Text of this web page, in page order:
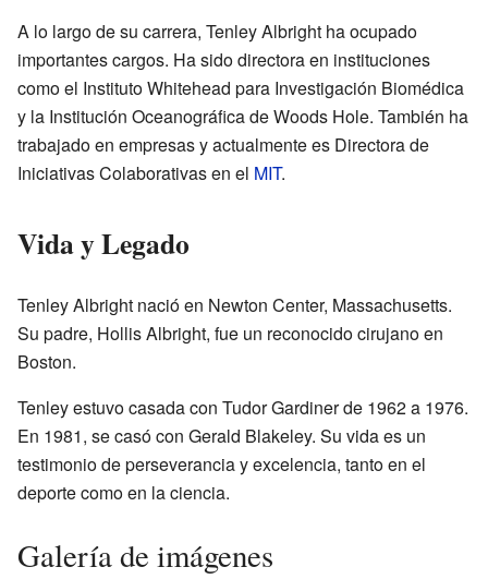
A lo largo de su carrera, Tenley Albright ha ocupado
importantes cargos. Ha sido directora en instituciones
como el Instituto Whitehead para Investigación Biomédica
y la Institución Oceanográfica de Woods Hole. También ha
trabajado en empresas y actualmente es Directora de
Iniciativas Colaborativas en el MIT.
Vida y Legado
Tenley Albright nació en Newton Center, Massachusetts.
Su padre, Hollis Albright, fue un reconocido cirujano en
Boston.
Tenley estuvo casada con Tudor Gardiner de 1962 a 1976.
En 1981, se casó con Gerald Blakeley. Su vida es un
testimonio de perseverancia y excelencia, tanto en el
deporte como en la ciencia.
Galería de imágenes